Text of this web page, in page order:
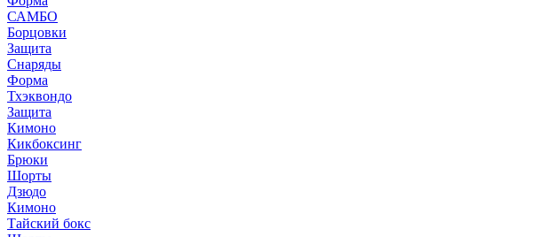
САМБО
Борцовки
Защита
Снаряды
Форма
Тхэквондо
Защита
Кимоно
Кикбоксинг
Брюки
Шорты
Дзюдо
Кимоно
Тайский бокс